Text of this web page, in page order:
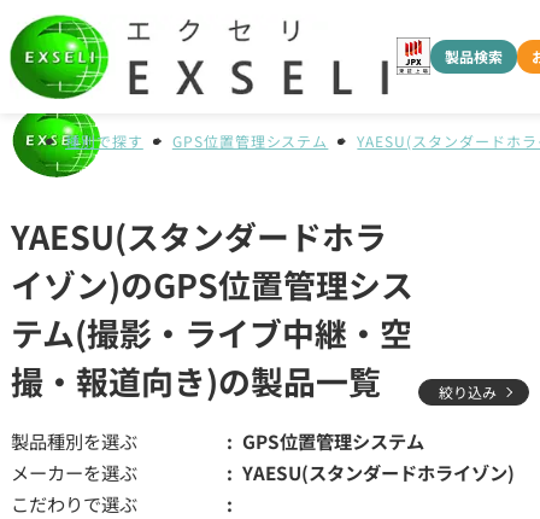
製品検索
種別で探す GPS位置管理システム YAESU(スタンダードホ
YAESU(スタンダードホラ
イゾン)のGPS位置管理シス
テム(撮影・ライブ中継・空
撮・報道向き)の製品一覧
絞り込み
製品種別を選ぶ
GPS位置管理システム
メーカーを選ぶ
YAESU(スタンダードホライゾン)
こだわりで選ぶ